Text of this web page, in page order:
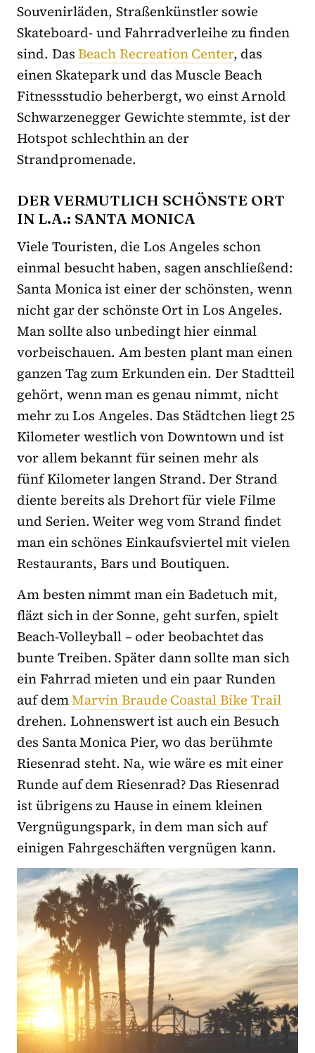
Souvenirläden, Straßenkünstler sowie
Skateboard- und Fahrradverleihe zu finden
sind. DasBeach Recreation Center, das
einen Skatepark und das Muscle Beach
Fitnessstudio beherbergt, wo einst Arnold
Schwarzenegger Gewichte stemmte, ist der
Hotspot schlechthin an der
Strandpromenade.
DER VERMUTLICH SCHÖNSTE ORT
IN L.A.: SANTA MONICA
Viele Touristen, die Los Angeles schon
einmal besucht haben, sagen anschließend:
Santa Monica ist einer der schönsten, wenn
nicht gar der schönste Ort in Los Angeles.
Man sollte also unbedingt hier einmal
vorbeischauen. Am besten plant man einen
ganzen Tag zum Erkunden ein. Der Stadtteil
gehört, wenn man es genau nimmt, nicht
mehr zu Los Angeles. Das Städtchen liegt 25
Kilometer westlich von Downtown und ist
vor allem bekannt für seinen mehr als
fünf Kilometer langen Strand. Der Strand
diente bereits als Drehort für viele Filme
und Serien. Weiter weg vom Strand findet
man ein schönes Einkaufsviertel mit vielen
Restaurants, Bars und Boutiquen.
Am besten nimmt man ein Badetuch mit,
fläzt sich in der Sonne, geht surfen, spielt
Beach-Volleyball – oder beobachtet das
bunte Treiben. Später dann sollte man sich
ein Fahrrad mieten und ein paar Runden
auf demMarvin Braude Coastal Bike Trail
drehen. Lohnenswert ist auch ein Besuch
des Santa Monica Pier, wo das berühmte
Riesenrad steht. Na, wie wäre es mit einer
Runde auf dem Riesenrad? Das Riesenrad
ist übrigens zu Hause in einem kleinen
Vergnügungspark, in dem man sich auf
einigen Fahrgeschäften vergnügen kann.